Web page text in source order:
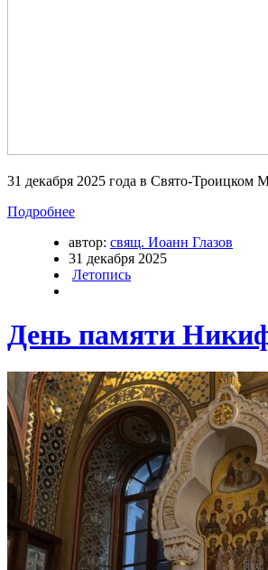
31 декабря 2025 года в Свято-Троицком
Подробнее
автор: свящ. Иоанн Глазов
31 декабря 2025
Летопись
День памяти